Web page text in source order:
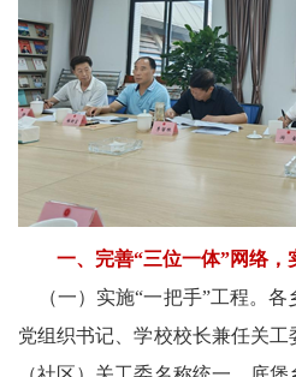
人
才
墨
文
学
中
一、完善“三位一体”网络，
（一）实施“一把手”工程。各
党组织书记、学校校长兼任关